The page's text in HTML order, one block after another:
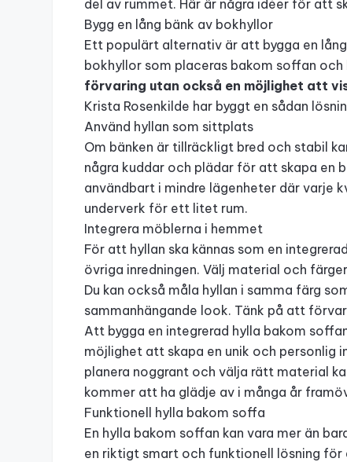
del av rummet. Här är några idéer för att
Bygg en lång bänk av bokhyllor
Ett populärt alternativ är att bygga en
bokhyllor som placeras bakom soffan
förvaring utan också en möjlighet att
Krista Rosenkilde har byggt en sådan
Använd hyllan som sittplats
Om bänken är tillräckligt bred och stabil
några kuddar och plädar för att skapa en
användbart i mindre lägenheter där varje
underverk för ett litet rum.
Integrera möblerna i hemmet
För att hyllan ska kännas som en
övriga inredningen. Välj material och
Du kan också måla hyllan i samma färg
sammanhängande look. Tänk på att
Att bygga en integrerad hylla bakom
möjlighet att skapa en unik och personlig
planera noggrant och välja rätt material
kommer att ha glädje av i många år
Funktionell hylla bakom soffa
En hylla bakom soffan kan vara mer än
en riktigt smart och funktionell lösning för